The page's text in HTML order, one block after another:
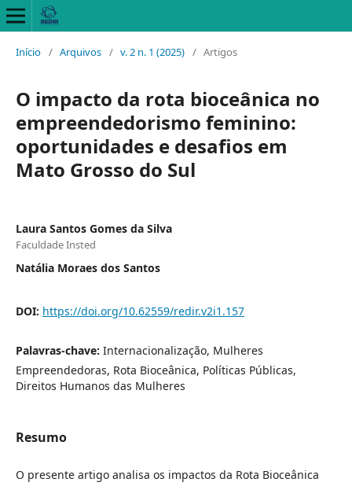
Início / Arquivos / v. 2 n. 1 (2025) / Artigos
O impacto da rota bioceânica no
empreendedorismo feminino:
oportunidades e desafios em
Mato Grosso do Sul
Laura Santos Gomes da Silva
Faculdade Insted
Natália Moraes dos Santos
DOI: https://doi.org/10.62559/redir.v2i1.157
Palavras-chave: Internacionalização, Mulheres
Empreendedoras, Rota Bioceânica, Políticas Públicas,
Direitos Humanos das Mulheres
Resumo
O presente artigo analisa os impactos da Rota Bioceânica